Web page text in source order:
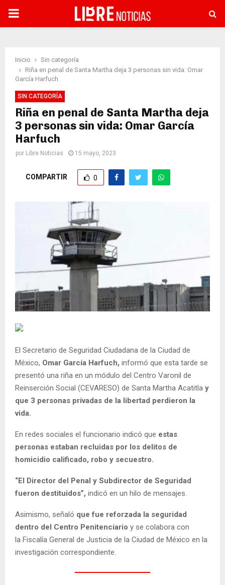
PRIMARY
Inicio
Sin categoría
Riña en penal de Santa Martha deja 3 personas sin vida: Omar
García Harfuch
SIN CATEGORÍA
Riña en penal de Santa Martha deja
3 personas sin vida: Omar García
Harfuch
por Libre Noticias 15 mayo, 2023
COMPARTIR 0
El Secretario de Seguridad Ciudadana de la Ciudad de
México, Omar García Harfuch, informó que esta tarde se
presentó una riña en un módulo del Centro Varonil de
Reinserción Social (CEVARESO) de Santa Martha Acatitla y
que 3 personas privadas de la libertad perdieron la
vida.
En redes sociales el funcionario indicó que estas
personas estaban recluidas por los delitos de
homicidio calificado, robo y secuestro.
“El Director del Penal y Subdirector de Seguridad
fueron destituidos”, indicó en un hilo de mensajes.
Asimismo, señaló que fue reforzada la seguridad
dentro del Centro Penitenciario y se colabora con
la Fiscalía General de Justicia de la Ciudad de México en la
investigación correspondiente.